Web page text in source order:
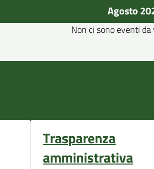
Agosto
Non ci sono eventi da
Trasparenza
amministrativa